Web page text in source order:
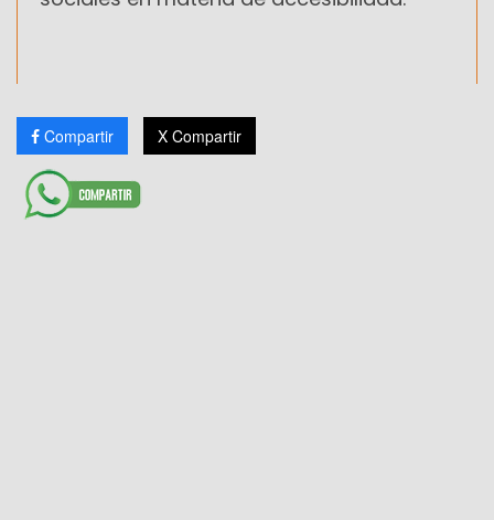
Compartir X Compartir